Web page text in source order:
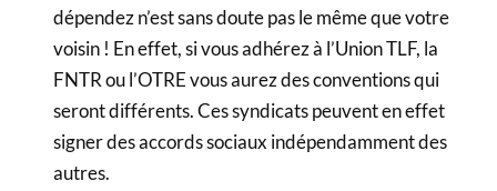
dépendez n’est sans doute pas le même que votre
voisin ! En effet, si vous adhérez à l’Union TLF, la
FNTR ou l’OTRE vous aurez des conventions qui
seront différents. Ces syndicats peuvent en effet
signer des accords sociaux indépendamment des
autres.